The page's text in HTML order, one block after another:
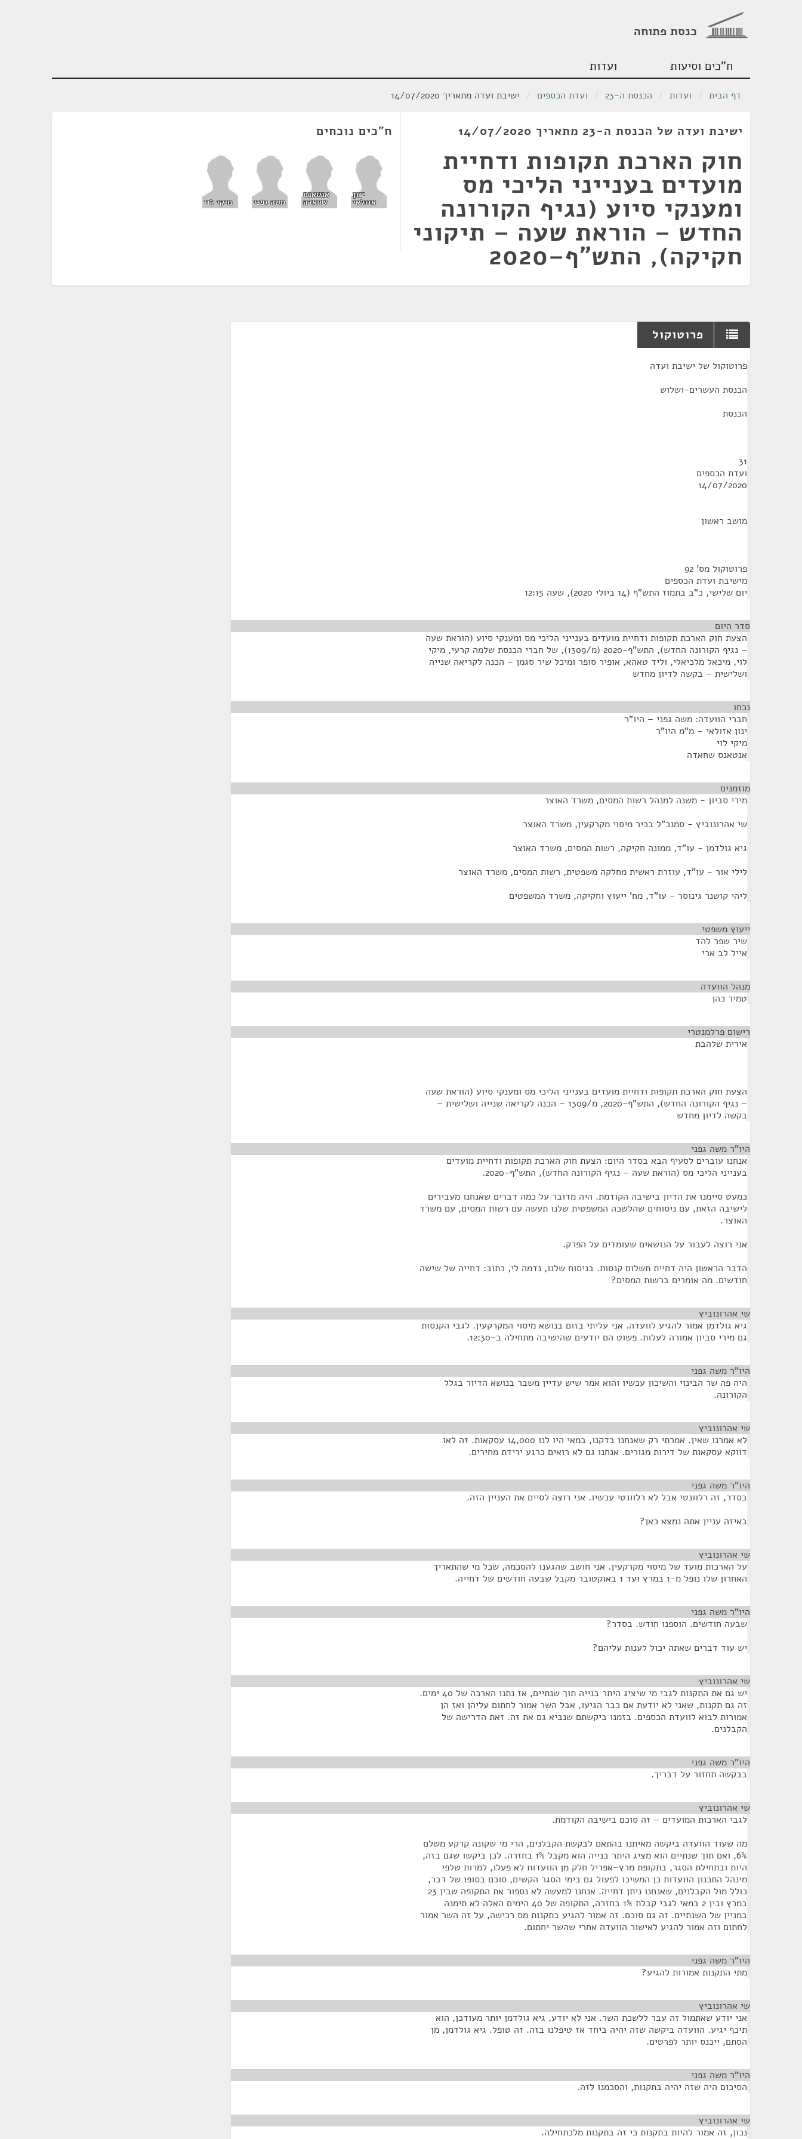
כנסת פתוחה
ח"כים וסיעות ועדות
דף הבית / ועדות / הכנסת ה-23 / ועדת הכספים / ישיבת ועדה מתאריך 14/07/2020
ישיבת ועדה של הכנסת ה-23 מתאריך 14/07/2020
חוק הארכת תקופות ודחיית
מועדים בענייני הליכי מס
ומענקי סיוע (נגיף הקורונה
החדש – הוראת שעה – תיקוני
חקיקה), התש"ף–2020
ח"כים נוכחים
ינון
אזולאי
אנטאנס
שחאדה משה גפני מיקי לוי
פרוטוקול
פרוטוקול של ישיבת ועדה
הכנסת העשרים-ושלוש
הכנסת
31
ועדת הכספים
14/07/2020
מושב ראשון
פרוטוקול מס' 92
מישיבת ועדת הכספים
יום שלישי, כ"ב בתמוז התש"ף (14 ביולי 2020), שעה 12:15
סדר היום
הצעת חוק הארכת תקופות ודחיית מועדים בענייני הליכי מס ומענקי סיוע (הוראת שעה
– נגיף הקורונה החדש), התש"ף-2020 (מ/1309), של חברי הכנסת שלמה קרעי, מיקי
לוי, מיכאל מלכיאלי, וליד טאהא, אופיר סופר ומיכל שיר סגמן – הכנה לקריאה שנייה
ושלישית – בקשה לדיון מחדש
נכחו
חברי הוועדה: משה גפני – היו"ר
ינון אזולאי – מ"מ היו"ר
מיקי לוי
אנטאנס שחאדה
מוזמנים
מירי סביון - משנה למנהל רשות המסים, משרד האוצר
שי אהרונוביץ - סמנכ"ל בכיר מיסוי מקרקעין, משרד האוצר
גיא גולדמן - עו"ד, ממונה חקיקה, רשות המסים, משרד האוצר
לילי אור - עו"ד, עוזרת ראשית מחלקה משפטית, רשות המסים, משרד האוצר
ליהי קושנר גינוסר - עו"ד, מח' ייעוץ וחקיקה, משרד המשפטים
ייעוץ משפטי
שיר שפר להד
אייל לב ארי
מנהל הוועדה
טמיר כהן
רישום פרלמנטרי
אירית שלהבת
הצעת חוק הארכת תקופות ודחיית מועדים בענייני הליכי מס ומענקי סיוע (הוראת שעה
– נגיף הקורונה החדש), התש"ף-2020, מ/1309 – הכנה לקריאה שנייה ושלישית –
בקשה לדיון מחדש
היו"ר משה גפני
אנחנו עוברים לסעיף הבא בסדר היום: הצעת חוק הארכת תקופות ודחיית מועדים
בענייני הליכי מס (הוראת שעה – נגיף הקורונה החדש), התש"ף-2020.
כמעט סיימנו את הדיון בישיבה הקודמת. היה מדובר על כמה דברים שאנחנו מעבירים
לישיבה הזאת, עם ניסוחים שהלשכה המשפטית שלנו תעשה עם רשות המסים, עם משרד
האוצר.
אני רוצה לעבור על הנושאים שעומדים על הפרק.
הדבר הראשון היה דחיית תשלום קנסות. בניסוח שלנו, נדמה לי, כתוב: דחייה של שישה
חודשים. מה אומרים ברשות המסים?
שי אהרונוביץ
גיא גולדמן אמור להגיע לוועדה. אני עליתי בזום בנושא מיסוי המקרקעין. לגבי הקנסות
גם מירי סביון אמורה לעלות. פשוט הם יודעים שהישיבה מתחילה ב-12:30.
היו"ר משה גפני
היה פה שר הבינוי והשיכון עכשיו והוא אמר שיש עדיין משבר בנושא הדיור בגלל
הקורונה.
שי אהרונוביץ
לא אמרנו שאין. אמרתי רק שאנחנו בדקנו, במאי היו לנו 14,000 עסקאות. זה לאו
דווקא עסקאות של דירות מגורים. אנחנו גם לא רואים כרגע ירידת מחירים.
היו"ר משה גפני
בסדר, זה רלוונטי אבל לא רלוונטי עכשיו. אני רוצה לסיים את העניין הזה.
באיזה עניין אתה נמצא כאן?
שי אהרונוביץ
על הארכות מועד של מיסוי מקרקעין. אני חושב שהגענו להסכמה, שכל מי שהתאריך
האחרון שלו נופל מ-1 במרץ ועד 1 באוקטובר מקבל שבעה חודשים של דחייה.
היו"ר משה גפני
שבעה חודשים. הוספנו חודש. בסדר?
יש עוד דברים שאתה יכול לענות עליהם?
שי אהרונוביץ
יש גם את התקנות לגבי מי שיציג היתר בנייה תוך שנתיים, אז נתנו הארכה של 40 ימים.
זה גם תקנות, שאני לא יודעת אם כבר הגיעו, אבל השר אמור לחתום עליהן ואז הן
אמורות לבוא לוועדת הכספים. בזמנו ביקשתם שנביא גם את זה. זאת הדרישה של
הקבלנים.
היו"ר משה גפני
בבקשה תחזור על דבריך.
שי אהרונוביץ
לגבי הארכות המועדים – זה סוכם בישיבה הקודמת.
מה שעוד הוועדה ביקשה מאיתנו בהתאם לבקשת הקבלנים, הרי מי שקונה קרקע משלם
6%, ואם תוך שנתיים הוא מציג היתר בנייה הוא מקבל 1% בחזרה. לכן ביקשו שגם בזה,
היות ובתחילת הסגר, בתקופת מרץ–אפריל חלק מן הוועדות לא פעלו, למרות שלפי
מינהל התכנון הוועדות כן המשיכו לפעול גם בימי הסגר הקשים, סוכם בסופו של דבר,
כולל מול הקבלנים, שאנחנו ניתן דחייה. אנחנו למעשה לא נספור את התקופה שבין 23
במרץ ובין 2 במאי לגבי קבלת 1% בחזרה, התקופה של 40 הימים האלה לא תימנה
במניין של השנתיים. זה גם סוכם. זה אמור להגיע בתקנות מס רכישה, על זה השר אמור
לחתום וזה אמור להגיע לאישור הוועדה אחרי שהשר יחתום.
היו"ר משה גפני
מתי התקנות אמורות להגיע?
שי אהרונוביץ
אני יודע שאתמול זה עבר ללשכת השר. אני לא יודע, גיא גולדמן יותר מעודכן, הוא
תיכף יגיע. הוועדה ביקשה שזה יהיה ביחד אז טיפלנו בזה. זה טופל. גיא גולדמן, מן
הסתם, ייכנס יותר לפרטים.
היו"ר משה גפני
הסיכום היה שזה יהיה בתקנות, והסכמנו לזה.
שי אהרונוביץ
נכון, זה אמור להיות בתקנות כי זה בתקנות מלכתחילה.